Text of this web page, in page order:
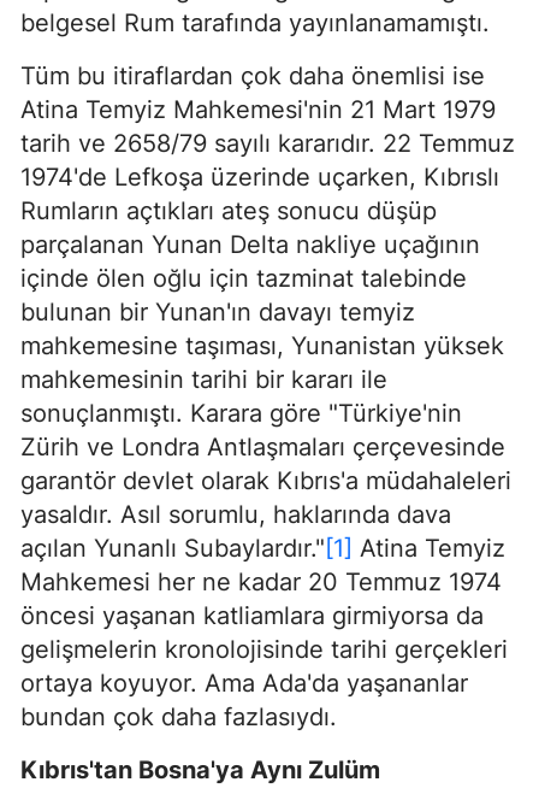
belgesel Rum tarafında yayınlanamamıştı.
Tüm bu itiraflardan çok daha önemlisi ise
Atina Temyiz Mahkemesi'nin 21 Mart 1979
tarih ve 2658/79 sayılı kararıdır. 22 Temmuz
1974'de Lefkoşa üzerinde uçarken, Kıbrıslı
Rumların açtıkları ateş sonucu düşüp
parçalanan Yunan Delta nakliye uçağının
içinde ölen oğlu için tazminat talebinde
bulunan bir Yunan'ın davayı temyiz
mahkemesine taşıması, Yunanistan yüksek
mahkemesinin tarihi bir kararı ile
sonuçlanmıştı. Karara göre "Türkiye'nin
Zürih ve Londra Antlaşmaları çerçevesinde
garantör devlet olarak Kıbrıs'a müdahaleleri
yasaldır. Asıl sorumlu, haklarında dava
açılan Yunanlı Subaylardır." [1] Atina Temyiz
Mahkemesi her ne kadar 20 Temmuz 1974
öncesi yaşanan katliamlara girmiyorsa da
gelişmelerin kronolojisinde tarihi gerçekleri
ortaya koyuyor. Ama Ada'da yaşananlar
bundan çok daha fazlasıydı.
Kıbrıs'tan Bosna'ya Aynı Zulüm